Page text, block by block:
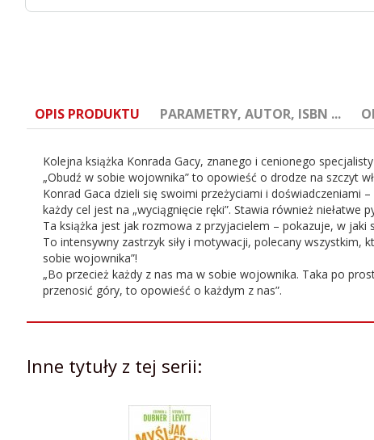
OPIS PRODUKTU PARAMETRY, AUTOR, ISBN ...
Kolejna książka Konrada Gacy, znanego i cenionego
„Obudź w sobie wojownika” to opowieść o drodze na szczyt
Konrad Gaca dzieli się swoimi przeżyciami i
każdy cel jest na „wyciągnięcie ręki”. Stawia również niełatwe
Ta książka jest jak rozmowa z przyjacielem – pokazuje, w jaki
To intensywny zastrzyk siły i motywacji, polecany wszystkim,
sobie wojownika”!
„Bo przecież każdy z nas ma w sobie wojownika. Taka po
przenosić góry, to opowieść o każdym z nas”.
ISBN: 978-83-8053-137-6
Autor: Konrad Gaca
Rok wydania: 2016
17.2x21.9
Inne tytuły z tej serii: